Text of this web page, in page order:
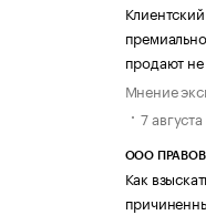
продают
Мнение
7
ООО
Как